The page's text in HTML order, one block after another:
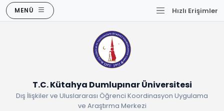
MENÜ Hızlı Erişimler
T.C. Kütahya Dumlupınar Üniversitesi
Dış İlişkiler ve Uluslararası Öğrenci Koordinasyon Uygulama
ve Araştırma Merkezi